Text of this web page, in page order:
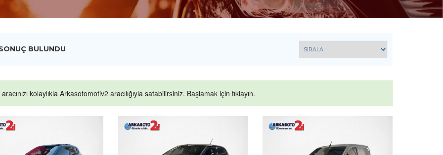
BULUNDU
aracınızı kolaylıkla Arkasotomotiv2 aracılığıyla satabilirsiniz. Başlamak için tıklayın.